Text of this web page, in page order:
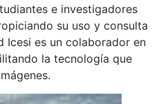
e investigadores
su uso y consulta
Icesi es un colaborador en
la tecnología que